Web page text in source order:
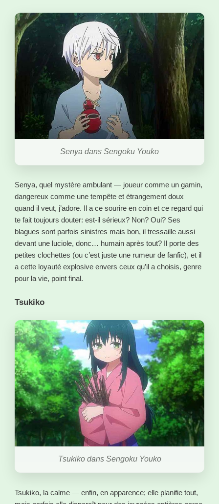
Senya dans Sengoku Youko
Senya, quel mystère ambulant — joueur comme un gamin,
dangereux comme une tempête et étrangement doux
quand il veut, j’adore. Il a ce sourire en coin et ce regard qui
te fait toujours douter: est-il sérieux? Non? Oui? Ses
blagues sont parfois sinistres mais bon, il tressaille aussi
devant une luciole, donc… humain après tout? Il porte des
petites clochettes (ou c’est juste une rumeur de fanfic), et il
a cette loyauté explosive envers ceux qu’il a choisis, genre
pour la vie, point final.
Tsukiko
Tsukiko dans Sengoku Youko
Tsukiko, la calme — enfin, en apparence; elle planifie tout,